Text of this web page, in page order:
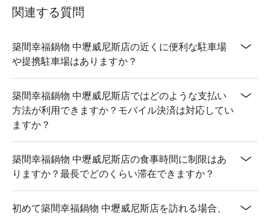
【HERSHEY'S 巧克力冰沙】濃郁巧克力香，絲滑豐富口感
関連する質問
築間幸福鍋物 中壢威尼斯店の近くに便利な駐車場
や提携駐車場はありますか？
築間幸福鍋物 中壢威尼斯店ではどのような支払い
方法が利用できますか？モバイル決済は対応してい
ますか？
築間幸福鍋物 中壢威尼斯店の食事時間に制限はあ
りますか？最長でどのくらい滞在できますか？
初めて築間幸福鍋物 中壢威尼斯店を訪れる場合、